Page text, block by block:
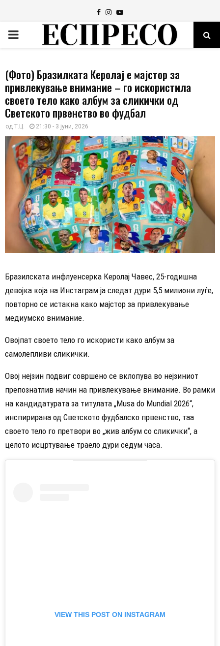
Facebook
Instagram
Youtube
PRIMARY
(Фото) Бразилката Керолај е мајстор за
привлекување внимание – го искористила
своето тело како албум за сликички од
Светското првенство во фудбал
од Т.Ц. 21:30 - 3 јуни, 2026
Бразилската инфлуенсерка Керолај Чавес, 25-годишна
девојка која на Инстаграм ја следат дури 5,5 милиони луѓе,
повторно се истакна како мајстор за привлекување
медиумско внимание.
Овојпат своето тело го искористи како албум за
самолепливи сликички.
Овој нејзин подвиг совршено се вклопува во нејзиниот
препознатлив начин на привлекување внимание. Во рамки
на кандидатурата за титулата „Musa do Mundial 2026“,
инспирирана од Светското фудбалско првенство, таа
своето тело го претвори во „жив албум со сликички“, а
целото исцртување траело дури седум часа.
VIEW THIS POST ON INSTAGRAM